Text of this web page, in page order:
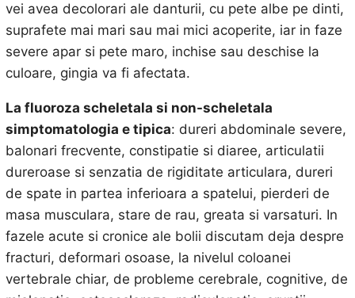
vei avea decolorari ale danturii, cu pete albe pe dinti,
suprafete mai mari sau mai mici acoperite, iar in faze
severe apar si pete maro, inchise sau deschise la
culoare, gingia va fi afectata.
La fluoroza scheletala si non-scheletala
simptomatologia e tipica: dureri abdominale severe,
balonari frecvente, constipatie si diaree, articulatii
dureroase si senzatia de rigiditate articulara, dureri
de spate in partea inferioara a spatelui, pierderi de
masa musculara, stare de rau, greata si varsaturi. In
fazele acute si cronice ale bolii discutam deja despre
fracturi, deformari osoase, la nivelul coloanei
vertebrale chiar, de probleme cerebrale, cognitive, de